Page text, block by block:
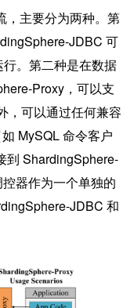
，主要分为两种。第
JDBC 可
。第二种是在数据
Proxy，可以支
，可以通过任何兼容
MySQL 命令客户
到 ShardingSphere-
器作为一个单独的
JDBC 和